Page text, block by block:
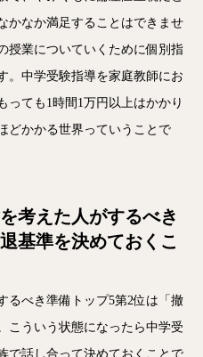
かなか満足することはできませ
授業についていくために個別指
。中学受験指導を家庭教師にお
っても1時間1万円以上はかかり
どかかる世界っていうことで
考えた人がするべき
基準を決めておくこ
るべき準備トップ5第2位は「撤
こういう状態になったら中学受
で話し合って決めておくことで